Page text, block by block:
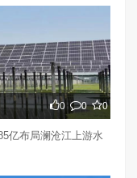
0 0 0
亿布局澜沧江上游水